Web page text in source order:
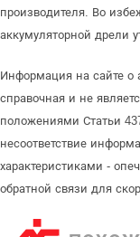
производителя. Во
аккумуляторной дрели
Информация на сайте о
справочная и не
положениями Статьи
несоответствие
характеристиками -
обратной связи для